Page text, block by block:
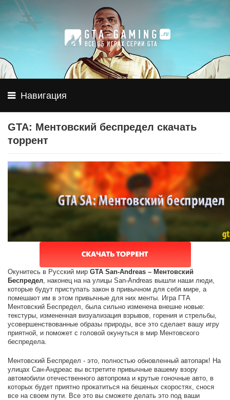
Навигация
GTA: Ментовский беспредел скачать
торрент
Окунитесь в Русский мир GTA San-Andreas – Ментовский
Беспредел, наконец на на улицы San-Andreas вышли наши люди,
которые будут приступать закон в привычном для себя мире, а
помешают им в этом привычные для них менты. Игра ГТА
Ментовский Беспредел, была сильно изменена внешне новые:
текстуры, измененная визуализация взрывов, горения и стрельбы,
усовершенствованные образы природы, все это сделает вашу игру
приятной, и поможет с головой окунуться в мир Ментовского
беспредела.
Ментовский Беспредел - это, полностью обновленный автопарк! На
улицах Сан-Андреас вы встретите привычные вашему взору
автомобили отечественного автопрома и крутые гоночные авто, в
которых будет приятно прокатиться на бешеных скоростях, снося
все на своем пути. Все это вы сможете делать это под ваши